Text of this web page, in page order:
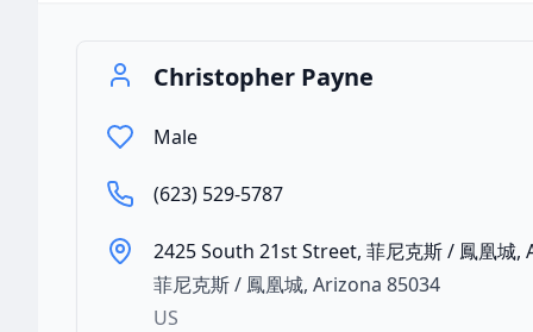
Christopher Payne
Male
(623) 529-5787
2425 South 21st Street, 菲尼克斯 / 鳳凰城,
菲尼克斯 / 鳳凰城, Arizona 85034
US